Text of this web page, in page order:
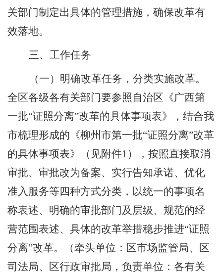
关部门制定出具体的管理措施，确保改革有
效落地。
三、工作任务
（一）明确改革任务，分类实施改革。
全区各级各有关部门要参照自治区《广西第
一批“证照分离”改革的具体事项表》，结合我
市梳理形成的《柳州市第一批“证照分离”改革
的具体事项表》（见附件1），按照直接取消
审批、审批改为备案、实行告知承诺、优化
准入服务等四种方式分类，以统一的事项名
称表述、明确的审批部门及层级、规范的经
营范围表述、具体的改革举措稳步推进“证照
分离”改革。 （牵头单位：区市场监管局、区
司法局、区行政审批局，负责单位：各有关